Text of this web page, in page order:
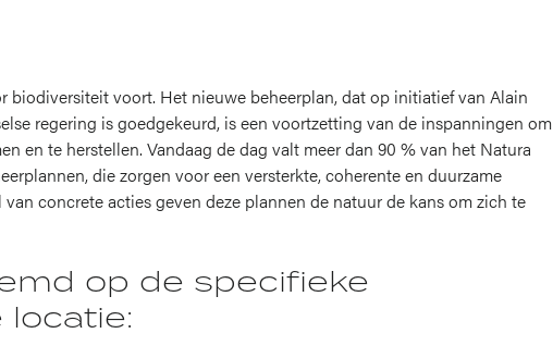
biodiversiteit voort. Het nieuwe beheerplan, dat op initiatief van Alain
regering is goedgekeurd, is een voortzetting van de inspanningen om
en te herstellen. Vandaag de dag valt meer dan 90 % van het Natura
die zorgen voor een versterkte, coherente en duurzame
concrete acties geven deze plannen de natuur de kans om zich te
op de specifieke
locatie: